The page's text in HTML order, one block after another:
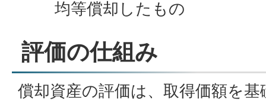
均等償却したもの
評価の仕組み
償却資産の評価は、取得価額を